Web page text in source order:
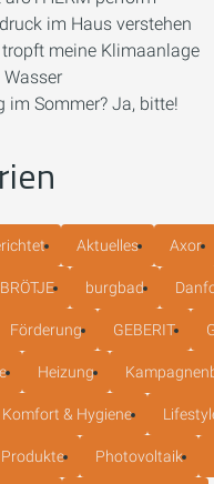
im Haus verstehen
meine Klimaanlage
im Sommer? Ja, bitte!
Aktuelles Axor
BRÖTJE burgbad
Förderung GEBERIT
Heizung
Komfort & Hygiene
Photovoltaik